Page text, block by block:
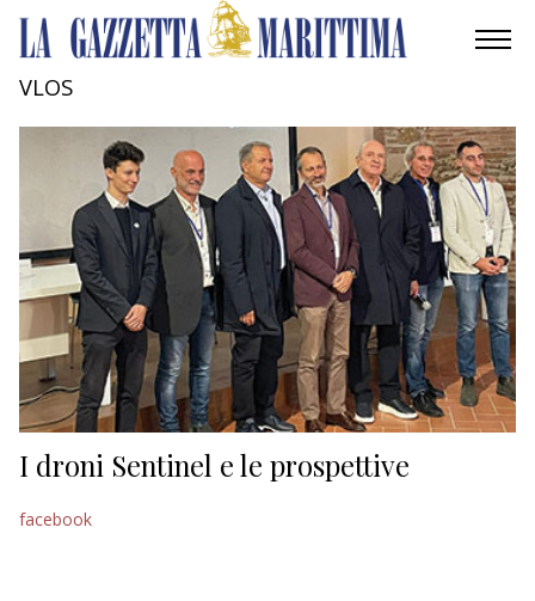
MOBILITÀ
INDUSTRIA
RICERCA
ECONOMIA
TURISMO
CULTURA
NAUTICA
VLOS
I droni Sentinel e le prospettive
facebook